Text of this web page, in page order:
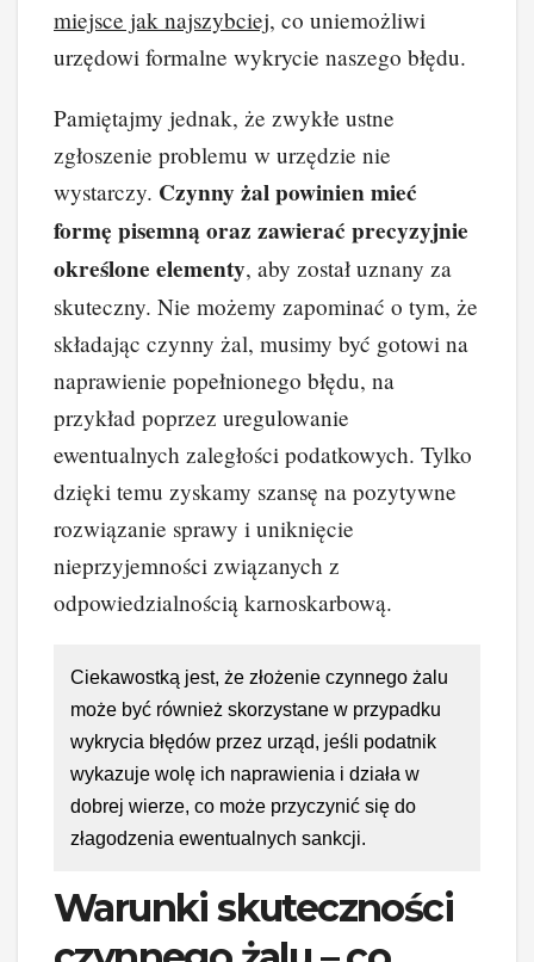
miejsce jak najszybciej, co uniemożliwi
urzędowi formalne wykrycie naszego błędu.
Pamiętajmy jednak, że zwykłe ustne
zgłoszenie problemu w urzędzie nie
wystarczy. Czynny żal powinien mieć
formę pisemną oraz zawierać precyzyjnie
określone elementy, aby został uznany za
skuteczny. Nie możemy zapominać o tym, że
składając czynny żal, musimy być gotowi na
naprawienie popełnionego błędu, na
przykład poprzez uregulowanie
ewentualnych zaległości podatkowych. Tylko
dzięki temu zyskamy szansę na pozytywne
rozwiązanie sprawy i uniknięcie
nieprzyjemności związanych z
odpowiedzialnością karnoskarbową.
Ciekawostką jest, że złożenie czynnego żalu
może być również skorzystane w przypadku
wykrycia błędów przez urząd, jeśli podatnik
wykazuje wolę ich naprawienia i działa w
dobrej wierze, co może przyczynić się do
złagodzenia ewentualnych sankcji.
Warunki skuteczności